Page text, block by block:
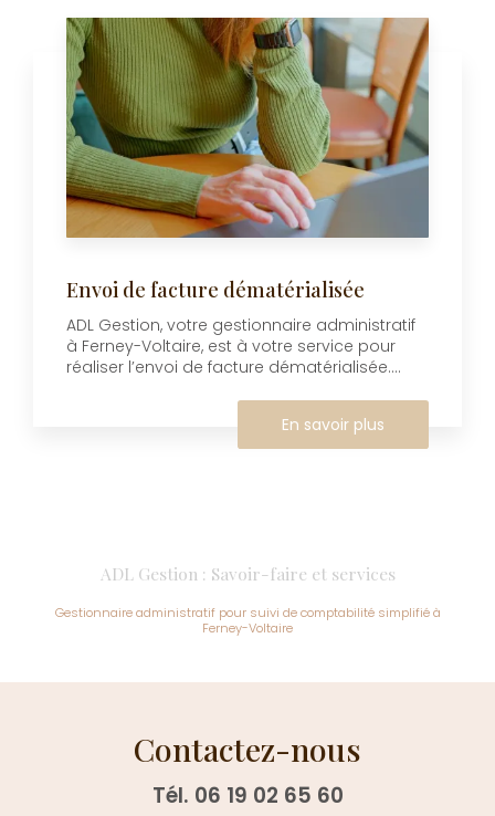
Envoi de facture dématérialisée
ADL Gestion, votre gestionnaire administratif
à Ferney-Voltaire, est à votre service pour
réaliser l’envoi de facture dématérialisée....
En savoir plus
ADL Gestion : Savoir-faire et services
Gestionnaire administratif pour suivi de comptabilité simplifié à
Ferney-Voltaire
Contactez-nous
Tél. 06 19 02 65 60